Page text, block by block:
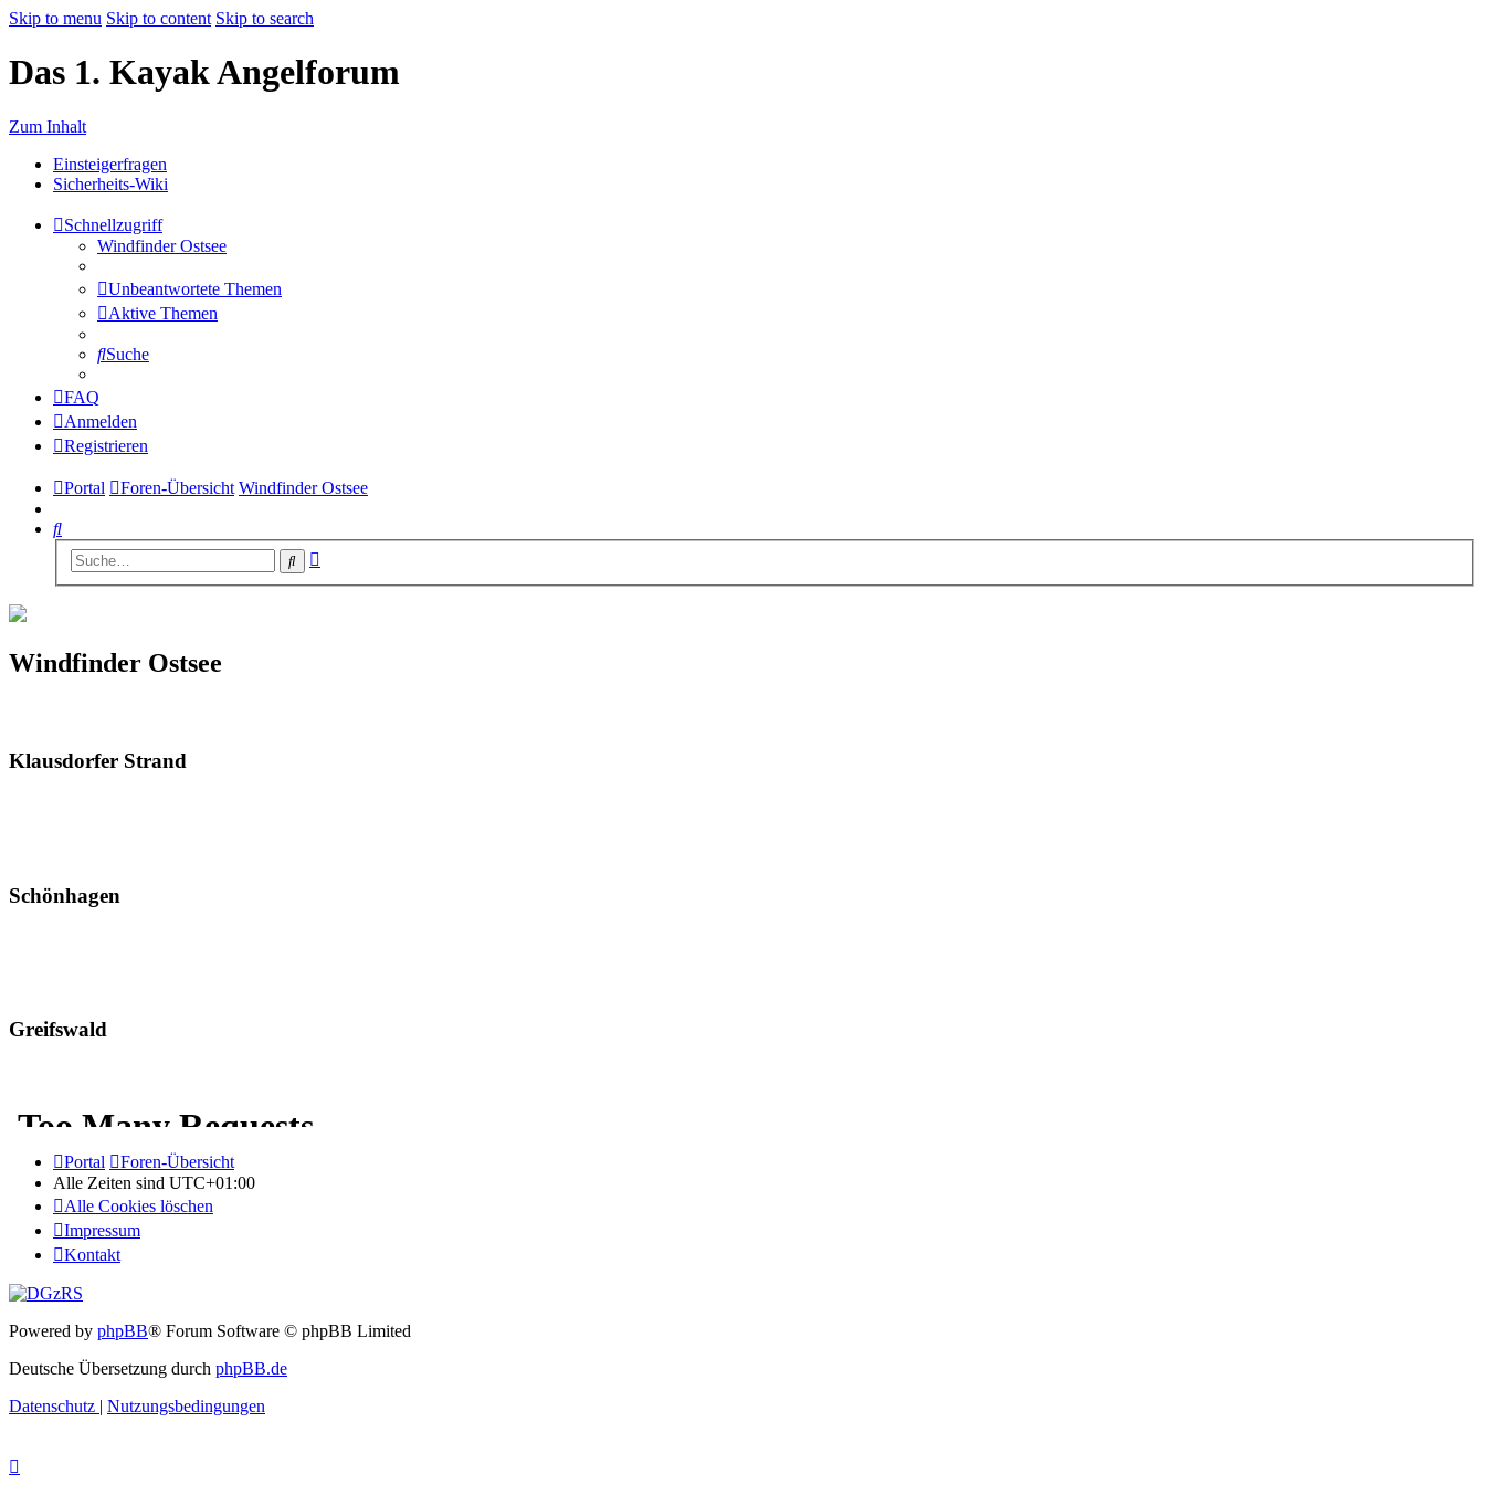
Skip to menu Skip to content Skip to search
Das 1. Kayak Angelforum
Zum Inhalt
Einsteigerfragen
Sicherheits-Wiki
Schnellzugriff
Windfinder Ostsee
Unbeantwortete Themen
Aktive Themen
Suche
FAQ
Anmelden
Registrieren
Portal Foren-Übersicht Windfinder Ostsee
Suche
Suche
Windfinder Ostsee
Klausdorfer Strand
Schönhagen
Greifswald
Portal
Foren-Übersicht
Alle Zeiten sind UTC+01:00
Alle Cookies löschen
Impressum
Kontakt
Powered by phpBB® Forum Software © phpBB Limited
Deutsche Übersetzung durch phpBB.de
Datenschutz | Nutzungsbedingungen